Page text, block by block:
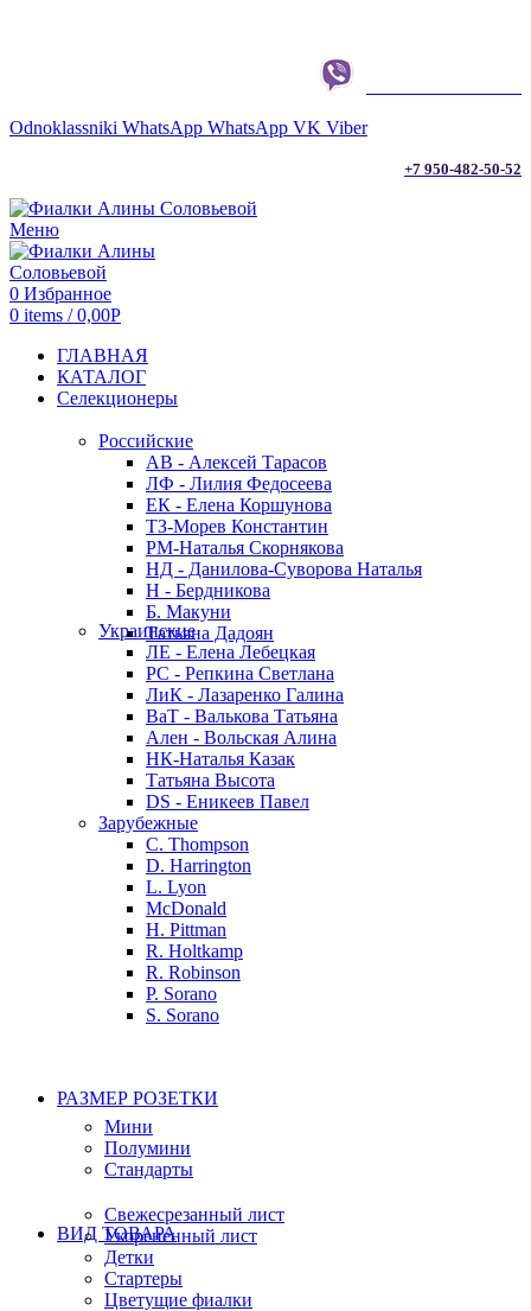
Odnoklassniki WhatsApp WhatsApp VK Viber
+7 950-482-50-52
Меню
0 Избранное
0 items / 0,00Р
ГЛАВНАЯ
КАТАЛОГ
Селекционеры
Российские
АВ - Алексей Тарасов
ЛФ - Лилия Федосеева
ЕК - Елена Коршунова
ТЗ-Морев Константин
РМ-Наталья Скорнякова
НД - Данилова-Суворова Наталья
Н - Бердникова
Б. Макуни
Татьяна Дадоян
Украинские
ЛЕ - Елена Лебецкая
РС - Репкина Светлана
ЛиК - Лазаренко Галина
ВаТ - Валькова Татьяна
Ален - Вольская Алина
НК-Наталья Казак
Татьяна Высота
DS - Еникеев Павел
Зарубежные
C. Thompson
D. Harrington
L. Lyon
McDonald
H. Pittman
R. Holtkamp
R. Robinson
P. Sorano
S. Sorano
РАЗМЕР РОЗЕТКИ
Мини
Полумини
Стандарты
ВИД ТОВАРА
Свежесрезанный лист
Укорененный лист
Детки
Стартеры
Цветущие фиалки